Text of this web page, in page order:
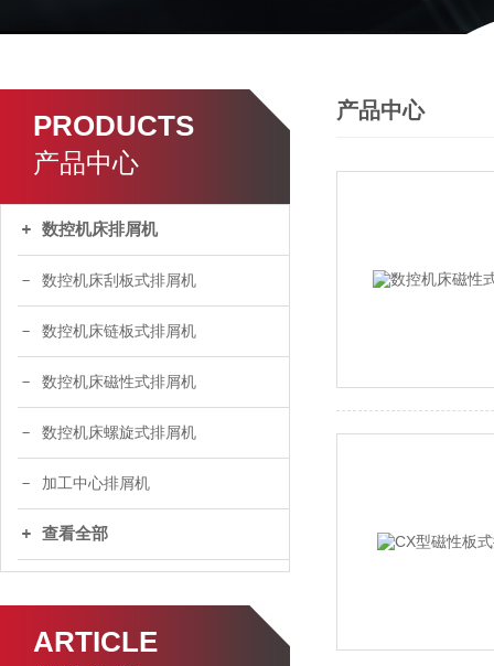
PRODUCTS
产品中心
数控机床排屑机
数控机床刮板式排屑机
数控机床链板式排屑机
数控机床磁性式排屑机
数控机床螺旋式排屑机
加工中心排屑机
查看全部
ARTICLE
产品中心